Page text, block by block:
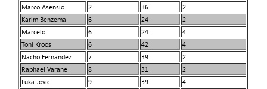
Marco Asensio 2 36
2
Karim Benzema
6 24
2
Marcelo
6 24
4
Toni Kroos
6 42
4
Nacho Fernandez
7 39
2
Raphael Varane
8 31
2
Luka Jovic
9 39
4